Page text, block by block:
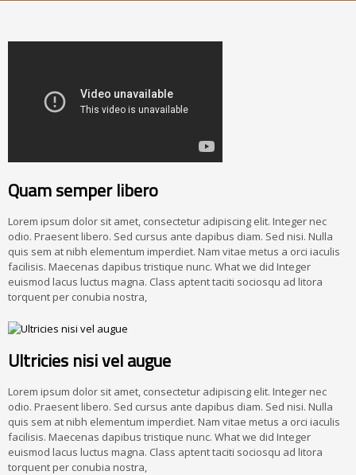
Quam semper libero
Lorem ipsum dolor sit amet, consectetur adipiscing elit. Integer nec
odio. Praesent libero. Sed cursus ante dapibus diam. Sed nisi. Nulla
quis sem at nibh elementum imperdiet. Nam vitae metus a orci iaculis
facilisis. Maecenas dapibus tristique nunc. What we did Integer
euismod lacus luctus magna. Class aptent taciti sociosqu ad litora
torquent per conubia nostra,
Ultricies nisi vel augue
Lorem ipsum dolor sit amet, consectetur adipiscing elit. Integer nec
odio. Praesent libero. Sed cursus ante dapibus diam. Sed nisi. Nulla
quis sem at nibh elementum imperdiet. Nam vitae metus a orci iaculis
facilisis. Maecenas dapibus tristique nunc. What we did Integer
euismod lacus luctus magna. Class aptent taciti sociosqu ad litora
torquent per conubia nostra,